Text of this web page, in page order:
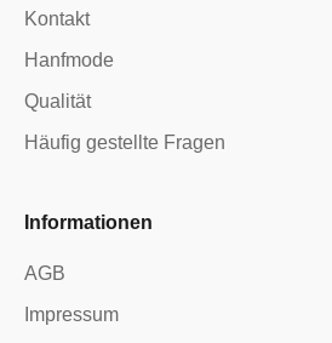
Kontakt
Hanfmode
Qualität
Häufig gestellte Fragen
Informationen
AGB
Impressum